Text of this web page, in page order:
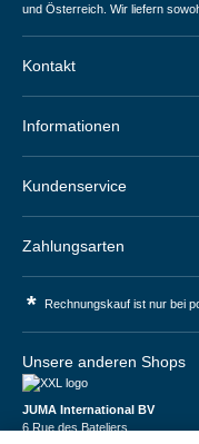
und Österreich. Wir liefern
Kontakt
Informationen
Kundenservice
Zahlungsarten
* Rechnungskauf ist nur bei
Unsere anderen Shops
JUMA International BV
6 Rue des Bateliers